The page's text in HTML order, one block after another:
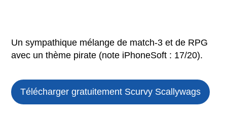
Un sympathique mélange de match-3 et de RPG
avec un thème pirate (note iPhoneSoft : 17/20).
Télécharger gratuitement Scurvy Scallywags